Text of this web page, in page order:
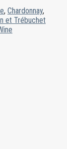
, Chardonnay,
et Trébuchet